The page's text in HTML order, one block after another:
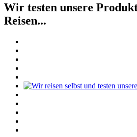
Wir testen unsere
Reisen...